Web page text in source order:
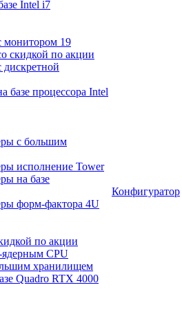
Intel i7
монитором 19
скидкой по акции
базе процессора Intel
с большим
исполнение Tower
на базе
форм-фактора 4U
по акции
ядерным CPU
хранилищем
Quadro RTX 4000
Конфигуратор